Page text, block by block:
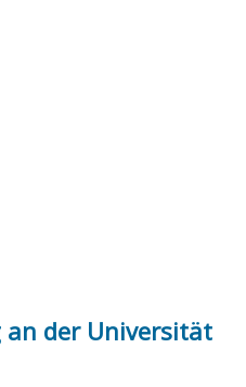
an der Universität